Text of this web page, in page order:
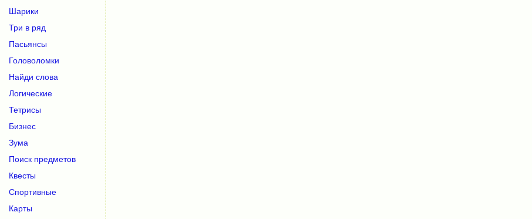
Шарики
Три в ряд
Пасьянсы
Головоломки
Найди слова
Логические
Тетрисы
Бизнес
Зума
Поиск предметов
Квесты
Спортивные
Карты